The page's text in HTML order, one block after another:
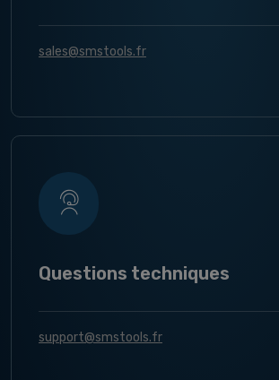
sales@smstools.fr
Questions techniques
support@smstools.fr